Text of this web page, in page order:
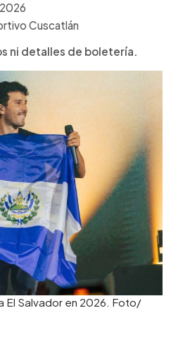
Cuscatlán
ni detalles de boletería.
El Salvador en 2026. Foto/